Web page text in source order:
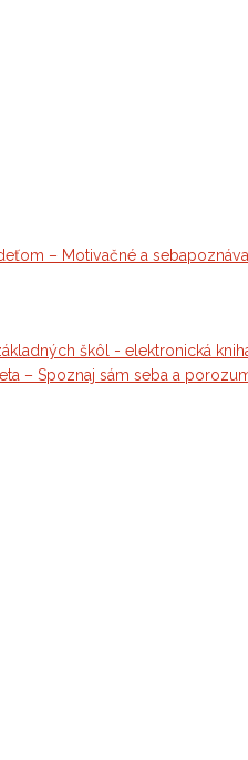
– Motivačné a
škôl - elektronická
– Spoznaj sám seba a